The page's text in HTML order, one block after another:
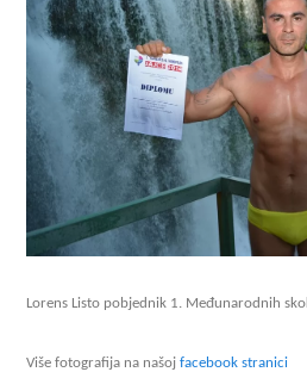
Lorens Listo pobjednik 1. Međunarodnih
Više fotografija na našojfacebook stranici